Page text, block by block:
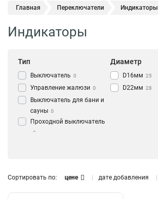
Главная Переключатели Индикаторы
Индикаторы
Тип
Выключатель 0
Управление жалюзи 0
Выключатель для бани и
сауны 0
Проходной выключатель
0
Диаметр
D16мм 25
D22мм 28
Сортировать по: цене дате добавления